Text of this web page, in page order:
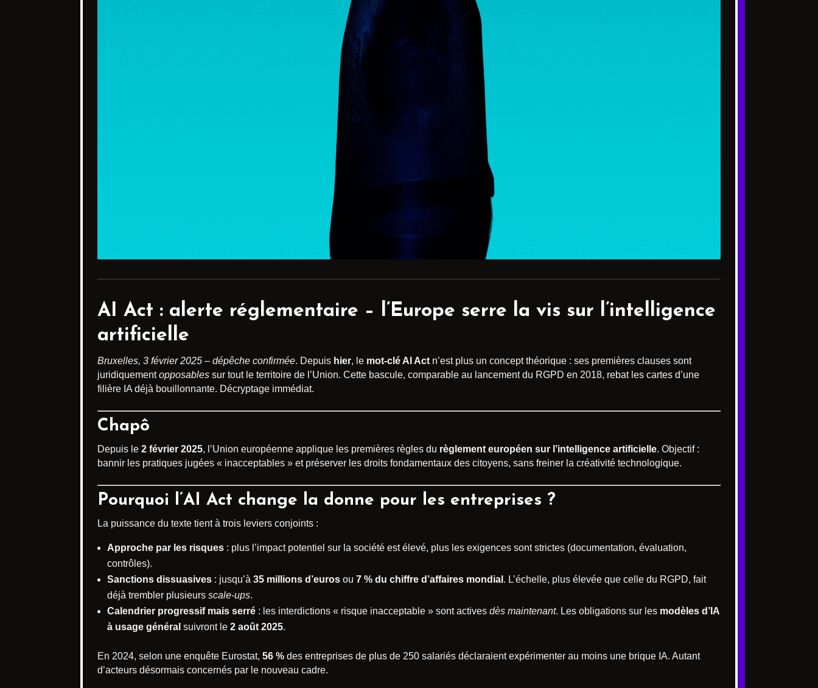
AI Act : alerte réglementaire – l’Europe serre la vis sur l’intelligence
artificielle
Bruxelles, 3 février 2025 – dépêche confirmée. Depuis hier, le mot-clé AI Act n’est plus un concept théorique : ses premières clauses sont
juridiquementopposables sur tout le territoire de l’Union. Cette bascule, comparable au lancement du RGPD en 2018, rebat les cartes d’une
filière IA déjà bouillonnante. Décryptage immédiat.
Chapô
Depuis le 2 février 2025, l’Union européenne applique les premières règles du règlement européen sur l’intelligence artificielle. Objectif :
bannir les pratiques jugées « inacceptables » et préserver les droits fondamentaux des citoyens, sans freiner la créativité technologique.
Pourquoi l’AI Act change la donne pour les entreprises ?
La puissance du texte tient à trois leviers conjoints :
Approche par les risques : plus l’impact potentiel sur la société est élevé, plus les exigences sont strictes (documentation, évaluation,
contrôles).
Sanctions dissuasives : jusqu’à 35 millions d’euros ou 7 % du chiffre d’affaires mondial . L’échelle, plus élevée que celle du RGPD, fait
déjà trembler plusieurs scale-ups.
Calendrier progressif mais serré : les interdictions « risque inacceptable » sont actives dès maintenant. Les obligations sur les modèles d’IA
à usage général suivront le 2 août 2025.
En 2024, selon une enquête Eurostat, 56 % des entreprises de plus de 250 salariés déclaraient expérimenter au moins une brique IA. Autant
d’acteurs désormais concernés par le nouveau cadre.